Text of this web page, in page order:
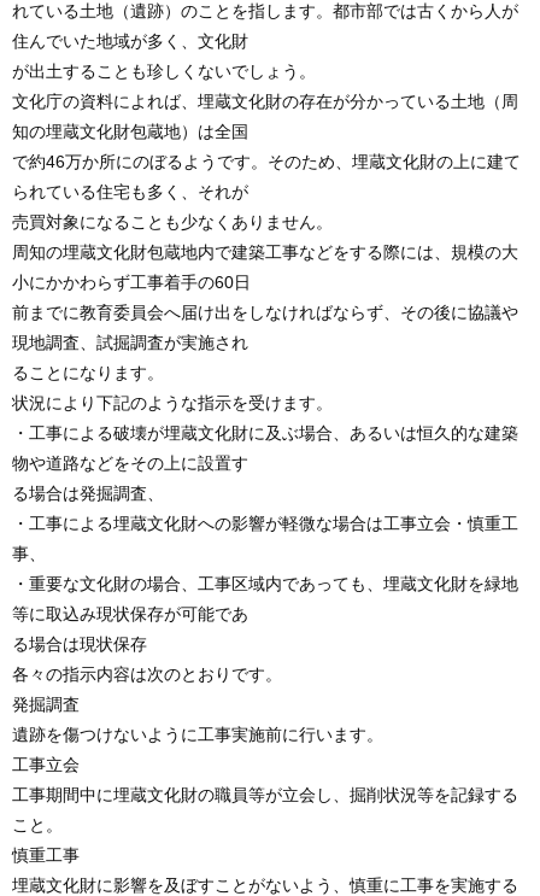
れている土地（遺跡）のことを指します。都市部では古くから人が
住んでいた地域が多く、文化財
が出土することも珍しくないでしょう。
文化庁の資料によれば、埋蔵文化財の存在が分かっている土地（周
知の埋蔵文化財包蔵地）は全国
で約46万か所にのぼるようです。そのため、埋蔵文化財の上に建て
られている住宅も多く、それが
売買対象になることも少なくありません。
周知の埋蔵文化財包蔵地内で建築工事などをする際には、規模の大
小にかかわらず工事着手の60日
前までに教育委員会へ届け出をしなければならず、その後に協議や
現地調査、試掘調査が実施され
ることになります。
状況により下記のような指示を受けます。
・工事による破壊が埋蔵文化財に及ぶ場合、あるいは恒久的な建築
物や道路などをその上に設置す
る場合は発掘調査、
・工事による埋蔵文化財への影響が軽微な場合は工事立会・慎重工
事、
・重要な文化財の場合、工事区域内であっても、埋蔵文化財を緑地
等に取込み現状保存が可能であ
る場合は現状保存
各々の指示内容は次のとおりです。
発掘調査
遺跡を傷つけないように工事実施前に行います。
工事立会
工事期間中に埋蔵文化財の職員等が立会し、掘削状況等を記録する
こと。
慎重工事
埋蔵文化財に影響を及ぼすことがないよう、慎重に工事を実施する